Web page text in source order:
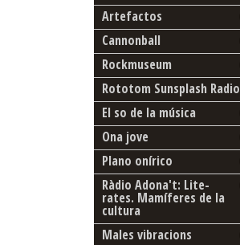
Artefactos
Cannonball
Rockmuseum
Rototom Sunsplash Radio
El so de la música
Ona jove
Plano onírico
Ràdio Adona't: Lite-
rates. Mamíferes de la
cultura
Males vibracions